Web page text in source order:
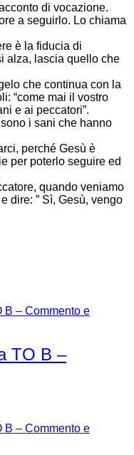
di vocazione.
a seguirlo. Lo chiama
è la fiducia di
alza, lascia quello che
che continua con la
“come mai il vostro
e ai peccatori”.
i sani che hanno
perché Gesù è
per poterlo seguire ed
quando veniamo
dire: ” Sì, Gesù, vengo
TO B –